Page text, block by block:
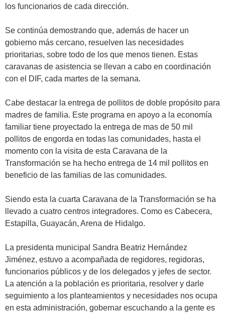
los funcionarios de cada dirección.
Se continúa demostrando que, además de hacer un
gobierno más cercano, resuelven las necesidades
prioritarias, sobre todo de los que menos tienen. Estas
caravanas de asistencia se llevan a cabo en coordinación
con el DIF, cada martes de la semana.
Cabe destacar la entrega de pollitos de doble propósito para
madres de familia. Este programa en apoyo a la economía
familiar tiene proyectado la entrega de mas de 50 mil
pollitos de engorda en todas las comunidades, hasta el
momento con la visita de esta Caravana de la
Transformación se ha hecho entrega de 14 mil pollitos en
beneficio de las familias de las comunidades.
Siendo esta la cuarta Caravana de la Transformación se ha
llevado a cuatro centros integradores. Como es Cabecera,
Estapilla, Guayacán, Arena de Hidalgo.
La presidenta municipal Sandra Beatriz Hernández
Jiménez, estuvo a acompañada de regidores, regidoras,
funcionarios públicos y de los delegados y jefes de sector.
La atención a la población es prioritaria, resolver y darle
seguimiento a los planteamientos y necesidades nos ocupa
en esta administración, gobernar escuchando a la gente es